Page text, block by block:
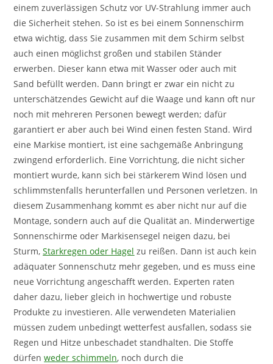
einem zuverlässigen Schutz vor UV-Strahlung immer auch
die Sicherheit stehen. So ist es bei einem Sonnenschirm
etwa wichtig, dass Sie zusammen mit dem Schirm selbst
auch einen möglichst großen und stabilen Ständer
erwerben. Dieser kann etwa mit Wasser oder auch mit
Sand befüllt werden. Dann bringt er zwar ein nicht zu
unterschätzendes Gewicht auf die Waage und kann oft nur
noch mit mehreren Personen bewegt werden; dafür
garantiert er aber auch bei Wind einen festen Stand. Wird
eine Markise montiert, ist eine sachgemäße Anbringung
zwingend erforderlich. Eine Vorrichtung, die nicht sicher
montiert wurde, kann sich bei stärkerem Wind lösen und
schlimmstenfalls herunterfallen und Personen verletzen. In
diesem Zusammenhang kommt es aber nicht nur auf die
Montage, sondern auch auf die Qualität an. Minderwertige
Sonnenschirme oder Markisensegel neigen dazu, bei
Sturm,Starkregen oder Hagel zu reißen. Dann ist auch kein
adäquater Sonnenschutz mehr gegeben, und es muss eine
neue Vorrichtung angeschafft werden. Experten raten
daher dazu, lieber gleich in hochwertige und robuste
Produkte zu investieren. Alle verwendeten Materialien
müssen zudem unbedingt wetterfest ausfallen, sodass sie
Regen und Hitze unbeschadet standhalten. Die Stoffe
dürfenweder schimmeln, noch durch die